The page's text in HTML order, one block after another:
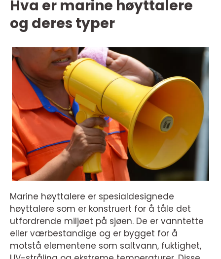
Hva er marine høyttalere
og deres typer
Marine høyttalere er spesialdesignede
høyttalere som er konstruert for å tåle det
utfordrende miljøet på sjøen. De er vanntette
eller værbestandige og er bygget for å
motstå elementene som saltvann, fuktighet,